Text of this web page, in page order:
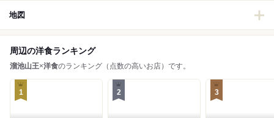
地図
周辺の洋食ランキング
溜池山王×洋食のランキング（点数の高いお店）です。
1 2 3